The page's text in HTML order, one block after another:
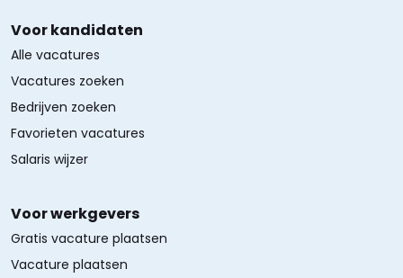
Voor kandidaten
Alle vacatures
Vacatures zoeken
Bedrijven zoeken
Favorieten vacatures
Salaris wijzer
Voor werkgevers
Gratis vacature plaatsen
Vacature plaatsen